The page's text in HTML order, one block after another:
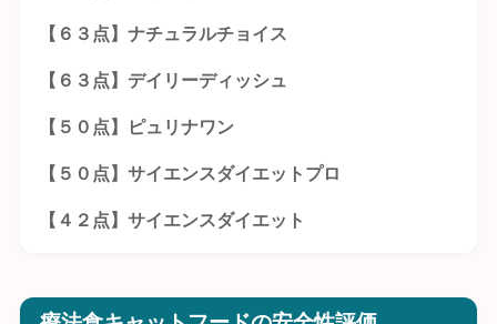
【６３点】ナチュラルチョイス
【６３点】デイリーディッシュ
【５０点】ピュリナワン
【５０点】サイエンスダイエットプロ
【４２点】サイエンスダイエット